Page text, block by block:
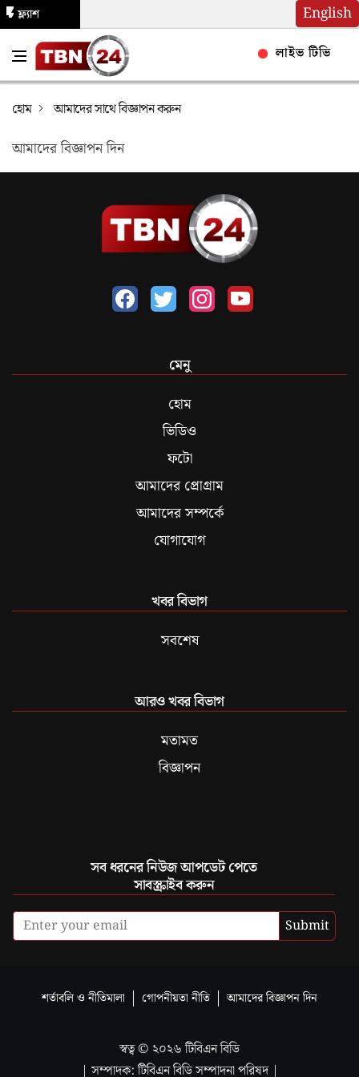
English
ফ্ল্যাশ
লাইভ টিভি
হোম আমাদের সাথে বিজ্ঞাপন করুন
আমাদের বিজ্ঞাপন দিন
মেনু
হোম
ভিডিও
ফটো
আমাদের প্রোগ্রাম
আমাদের সম্পর্কে
যোগাযোগ
খবর বিভাগ
সবশেষ
আরও খবর বিভাগ
মতামত
বিজ্ঞাপন
সব ধরনের নিউজ আপডেট পেতে
সাবস্ক্রাইব করুন
Submit
শর্তাবলি ও নীতিমালা গোপনীয়তা নীতি আমাদের বিজ্ঞাপন দিন
স্বত্ব © ২০২৬ টিবিএন বিডি
| সম্পাদক: টিবিএন বিডি সম্পাদনা পরিষদ |